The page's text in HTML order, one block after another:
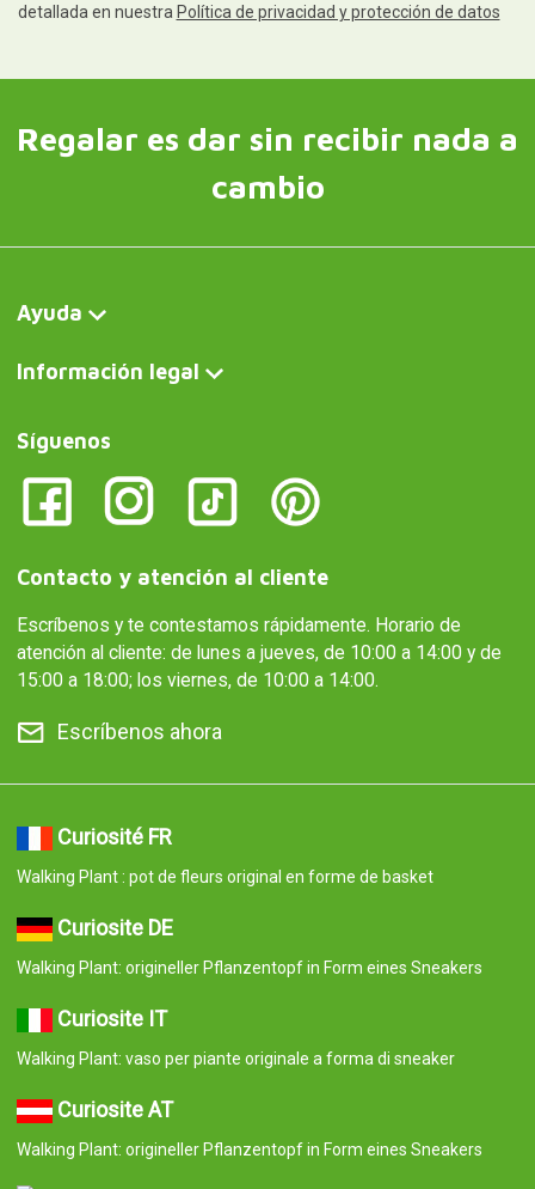
detallada en nuestra Política de privacidad y protección de datos
Regalar es dar sin recibir nada a
cambio
Ayuda
Información legal
Síguenos
Contacto y atención al cliente
Escríbenos y te contestamos rápidamente. Horario de
atención al cliente: de lunes a jueves, de 10:00 a 14:00 y de
15:00 a 18:00; los viernes, de 10:00 a 14:00.
Escríbenos ahora
Curiosité FR
Walking Plant : pot de fleurs original en forme de basket
Curiosite DE
Walking Plant: origineller Pflanzentopf in Form eines Sneakers
Curiosite IT
Walking Plant: vaso per piante originale a forma di sneaker
Curiosite AT
Walking Plant: origineller Pflanzentopf in Form eines Sneakers